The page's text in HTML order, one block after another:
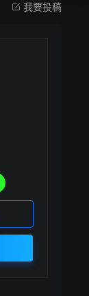
我要投稿